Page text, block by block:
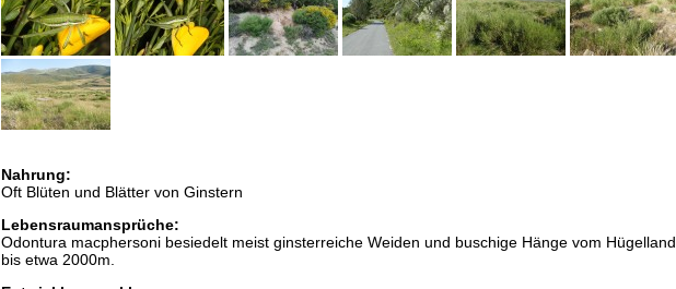
Nahrung:
Oft Blüten und Blätter von Ginstern
Lebensraumansprüche:
Odontura macphersoni besiedelt meist ginsterreiche Weiden und buschige Hänge vom Hügelland
bis etwa 2000m.